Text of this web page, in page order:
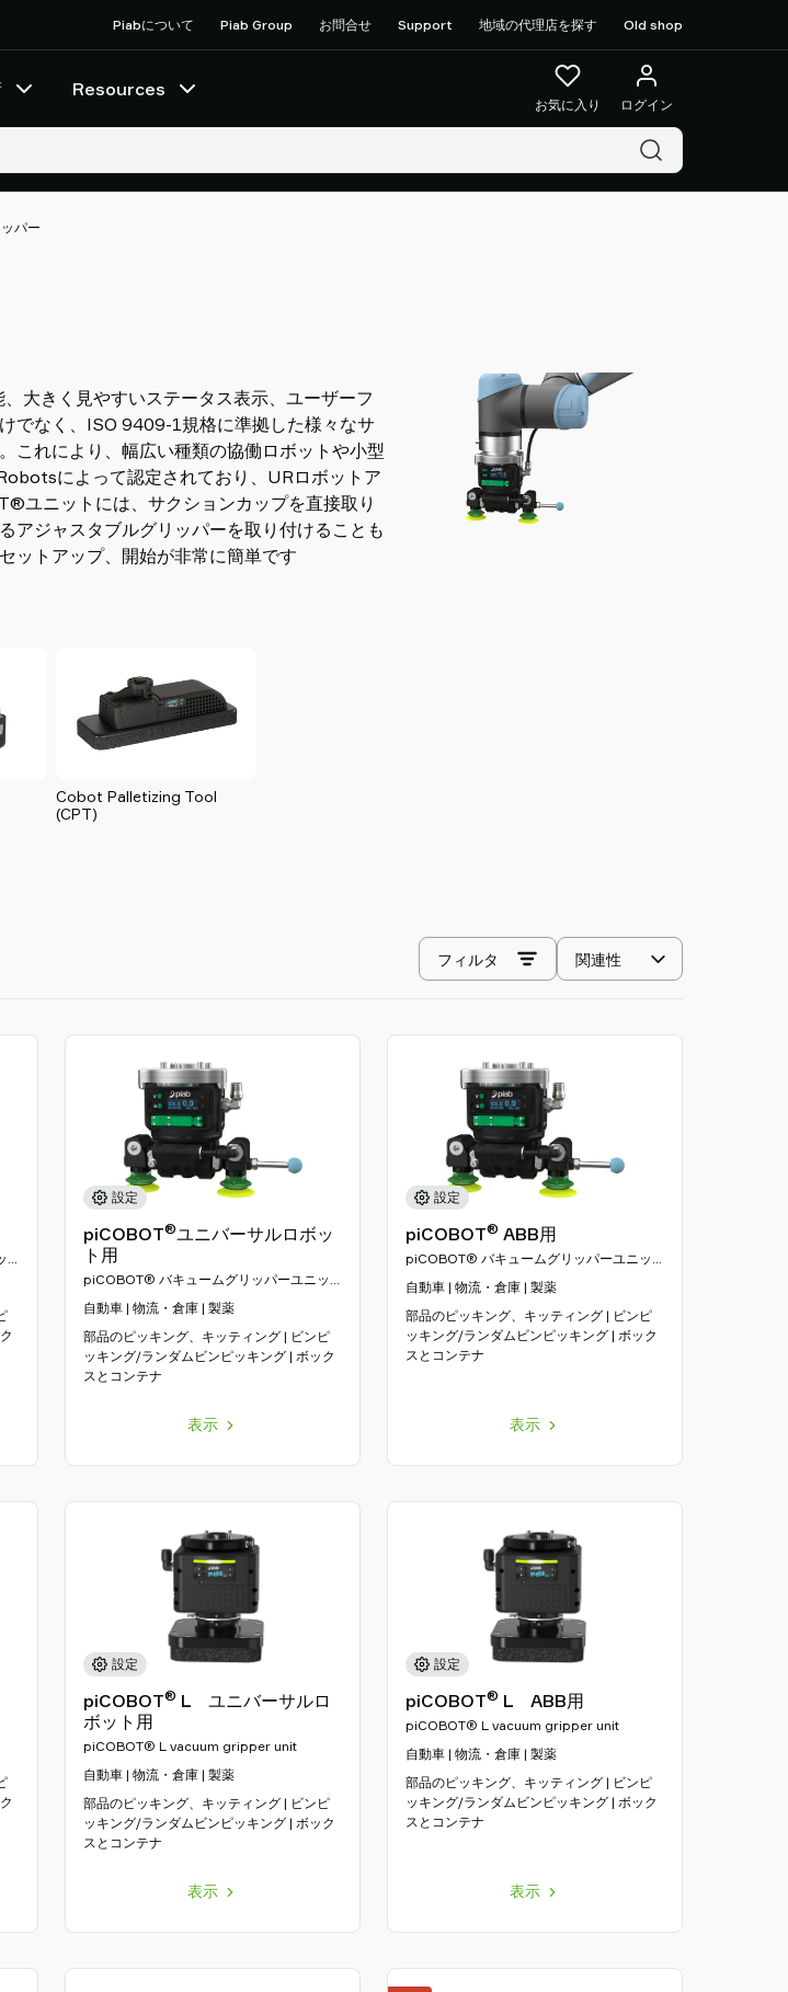
Piabについて Piab Group お問合せ Support 地域の代理店を探す Old shop
Resources
お気に入り ログイン
パー
大きく見やすいステータス表示、ユーザーフ
でなく、ISO 9409-1規格に準拠した様々なサ
これにより、幅広い種類の協働ロボットや小型
によって認定されており、URロボットア
ユニットには、サクションカップを直接取り
アジャスタブルグリッパーを取り付けることも
ットアップ、開始が非常に簡単です
Cobot Palletizing Tool
(CPT)
並
べ
フィルタ
設定
piCOBOT®ユニバーサルロボッ
ト用
piCOBOT® バキュームグリッパーユニッ
ト
自動車 | 物流・倉庫 | 製薬
部品のピッキング、キッティング | ビンピ
ッキング/ランダムビンピッキング | ボック
スとコンテナ
表示
設定
piCOBOT® ABB用
piCOBOT® バキュームグリッパーユニッ
ト
自動車 | 物流・倉庫 | 製薬
部品のピッキング、キッティング | ビンピ
ッキング/ランダムビンピッキング | ボック
スとコンテナ
表示
設定
piCOBOT® L ユニバーサルロ
ボット用
piCOBOT® L vacuum gripper unit
自動車 | 物流・倉庫 | 製薬
部品のピッキング、キッティング | ビンピ
ッキング/ランダムビンピッキング | ボック
スとコンテナ
表示
設定
piCOBOT® L ABB用
piCOBOT® L vacuum gripper unit
自動車 | 物流・倉庫 | 製薬
部品のピッキング、キッティング | ビンピ
ッキング/ランダムビンピッキング | ボック
スとコンテナ
表示